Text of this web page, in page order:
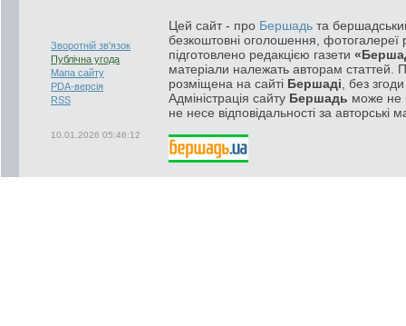
Зворотній зв'язок
Публічна угода
Мапа сайту
PDA-версія
RSS
10.01.2026 05:46:12
Цей сайт - про Бершадь та
безкоштовні оголошення, фотогалереї
підготовлено редакцією газети
матеріали належать авторам статтей.
розміщена на сайті Бершаді , без
Адміністрація сайту Бершадь може не
не несе відповідальності за авторські